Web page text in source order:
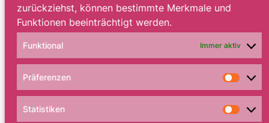
zurückziehst, können bestimmte Merkmale und
Funktionen beeinträchtigt werden.
Funktional Immer aktiv
Präferenzen
Statistiken